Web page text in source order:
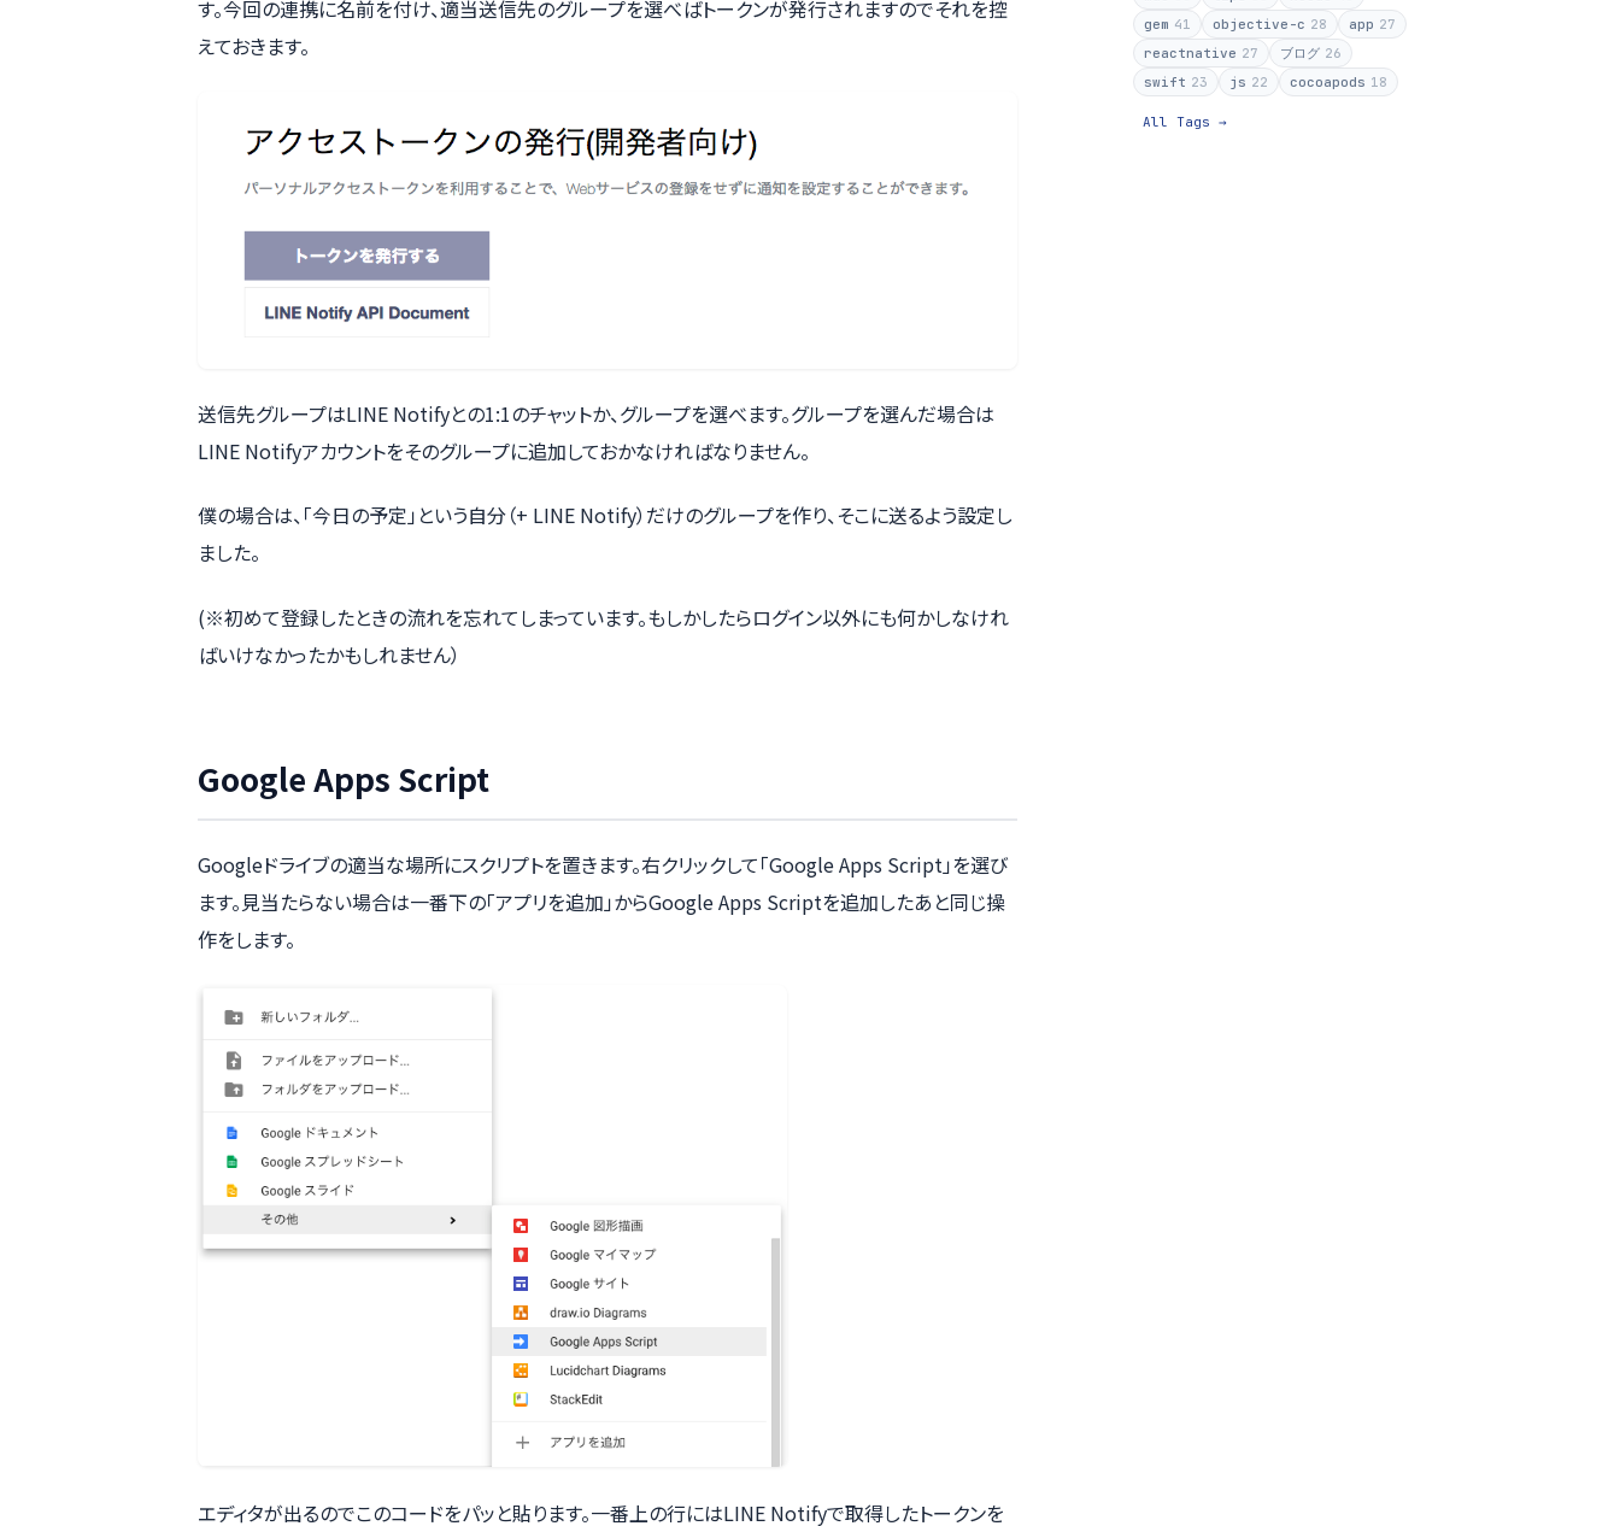
す。今回の連携に名前を付け、適当送信先のグループを選べばトークンが発行されますのでそれを控
えておきます。
送信先グループはLINE Notifyとの1:1のチャットか、グループを選べます。グループを選んだ場合は
LINE Notifyアカウントをそのグループに追加しておかなければなりません。
僕の場合は、「今日の予定」という自分（+ LINE Notify）だけのグループを作り、そこに送るよう設定し
ました。
(※初めて登録したときの流れを忘れてしまっています。もしかしたらログイン以外にも何かしなけれ
ばいけなかったかもしれません）
Google Apps Script
Googleドライブの適当な場所にスクリプトを置きます。右クリックして「Google Apps Script」を選び
ます。見当たらない場合は一番下の「アプリを追加」からGoogle Apps Scriptを追加したあと同じ操
作をします。
エディタが出るのでこのコードをパッと貼ります。一番上の行にはLINE Notifyで取得したトークンを
gem 41 objective-c 28 app 27
reactnative 27 ブログ 26
swift 23 js 22 cocoapods 18
All Tags →